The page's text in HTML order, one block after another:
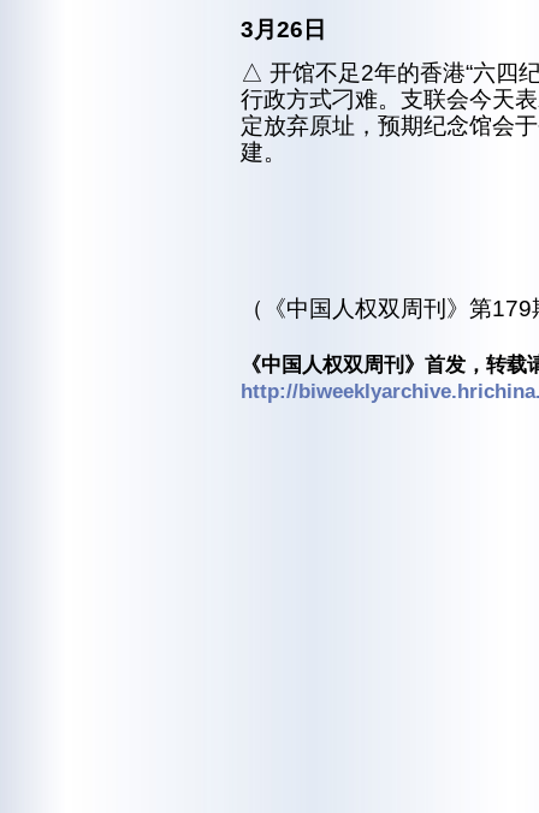
3月26日
△ 开馆不足2年的香港“六四
行政方式刁难。支联会今天
定放弃原址，预期纪念馆会
建。
（《中国人权双周刊》第
《中国人权双周刊》首发，转载
http://